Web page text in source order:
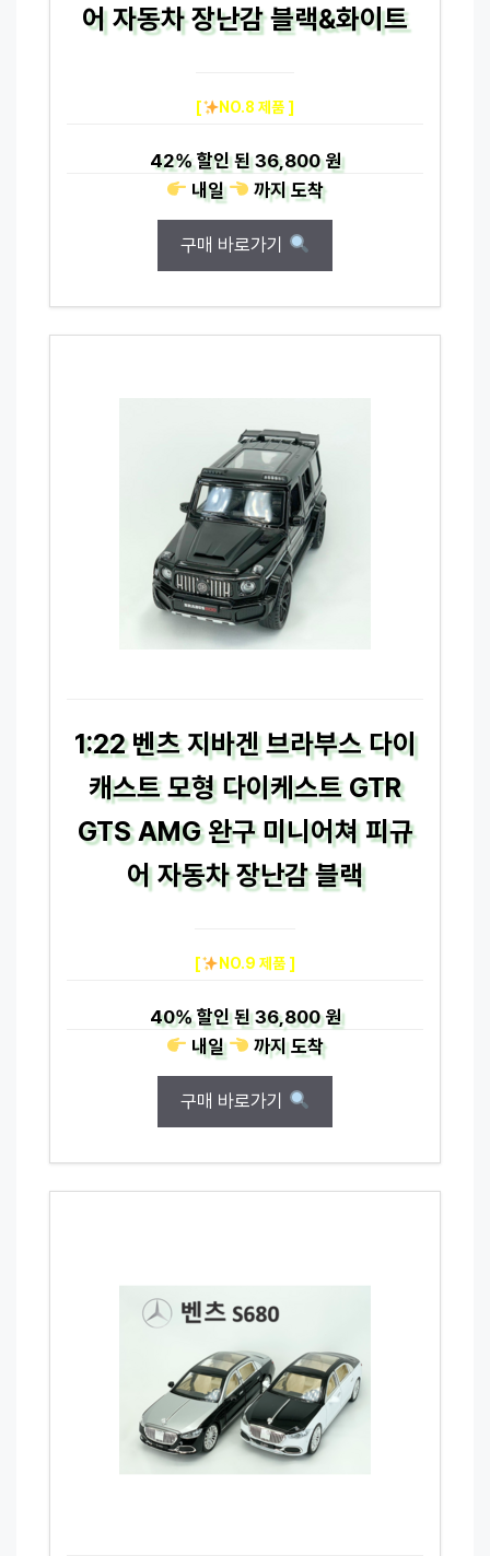
어 자동차 장난감 블랙&화이트
[ NO.8 제품 ]
42%할인 된36,800 원
내일
까지도착
구매 바로가기
1:22 벤츠 지바겐 브라부스 다이
캐스트 모형 다이케스트 GTR
GTS AMG 완구 미니어쳐 피규
어 자동차 장난감 블랙
[ NO.9 제품 ]
40%할인 된36,800 원
내일
까지도착
구매 바로가기